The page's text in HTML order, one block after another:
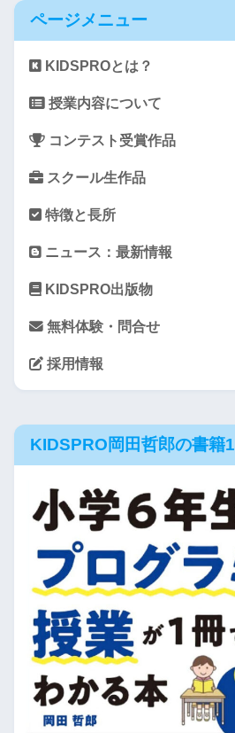
ページメニュー
KIDSPROとは？
授業内容について
コンテスト受賞作品
スクール生作品
特徴と長所
ニュース：最新情報
KIDSPRO出版物
無料体験・問合せ
採用情報
KIDSPRO岡田哲郎の書籍1